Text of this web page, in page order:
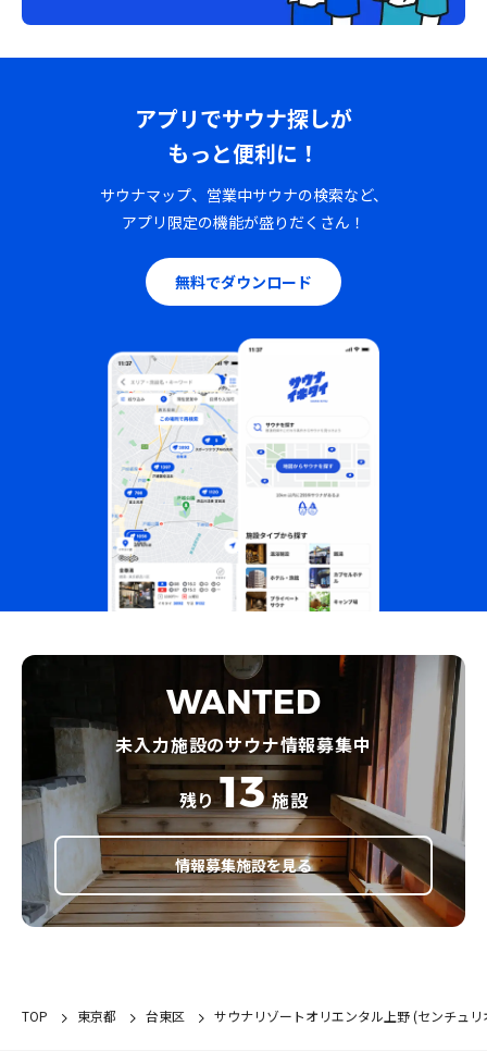
アプリでサウナ探しが
もっと便利に！
サウナマップ、営業中サウナの検索など、
アプリ限定の機能が盛りだくさん！
無料でダウンロード
WANTED
未入力施設のサウナ情報募集中
残り 13 施設
情報募集施設を見る
TOP 東京都 台東区 サウナリゾートオリエンタル上野 (センチュ